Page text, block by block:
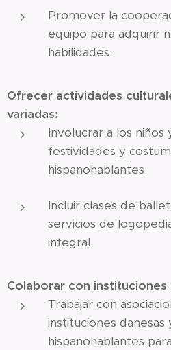
Promover la
equipo para adquirir
habilidades.
Ofrecer actividades
variadas:
Involucrar a los niños
festividades y
hispanohablantes.
Incluir clases de
servicios de
integral.
Colaborar con instituciones
Trabajar con
instituciones danesas
hispanohablantes